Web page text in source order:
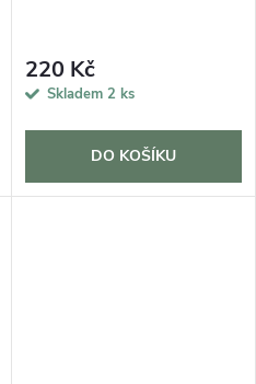
220 Kč
Skladem 2 ks
DO KOŠÍKU